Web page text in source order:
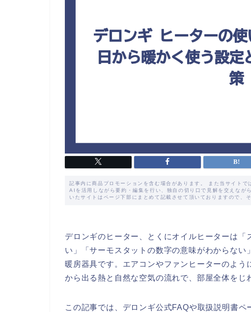
記事内に商品プロモーションを含む場合があります。 また当サイトで
AIを活用しながら要約・編集を行い、独自の切り口で見解を交えなが
いたサイトはページ下部にまとめて記載させて頂いておりますので、
デロンギのヒーター、とくにオイルヒーターは「
い」「サーモスタットの数字の意味がわからな
暖房器具です。エアコンやファンヒーターのよ
から出る熱と自然な空気の流れで、部屋全体をじ
この記事では、デロンギ公式FAQや取扱説明書